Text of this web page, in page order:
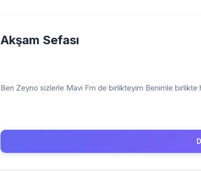
Akşam Sefası
Ben Zeyno sizlerle Mavi Fm de birlikteyim Benimle